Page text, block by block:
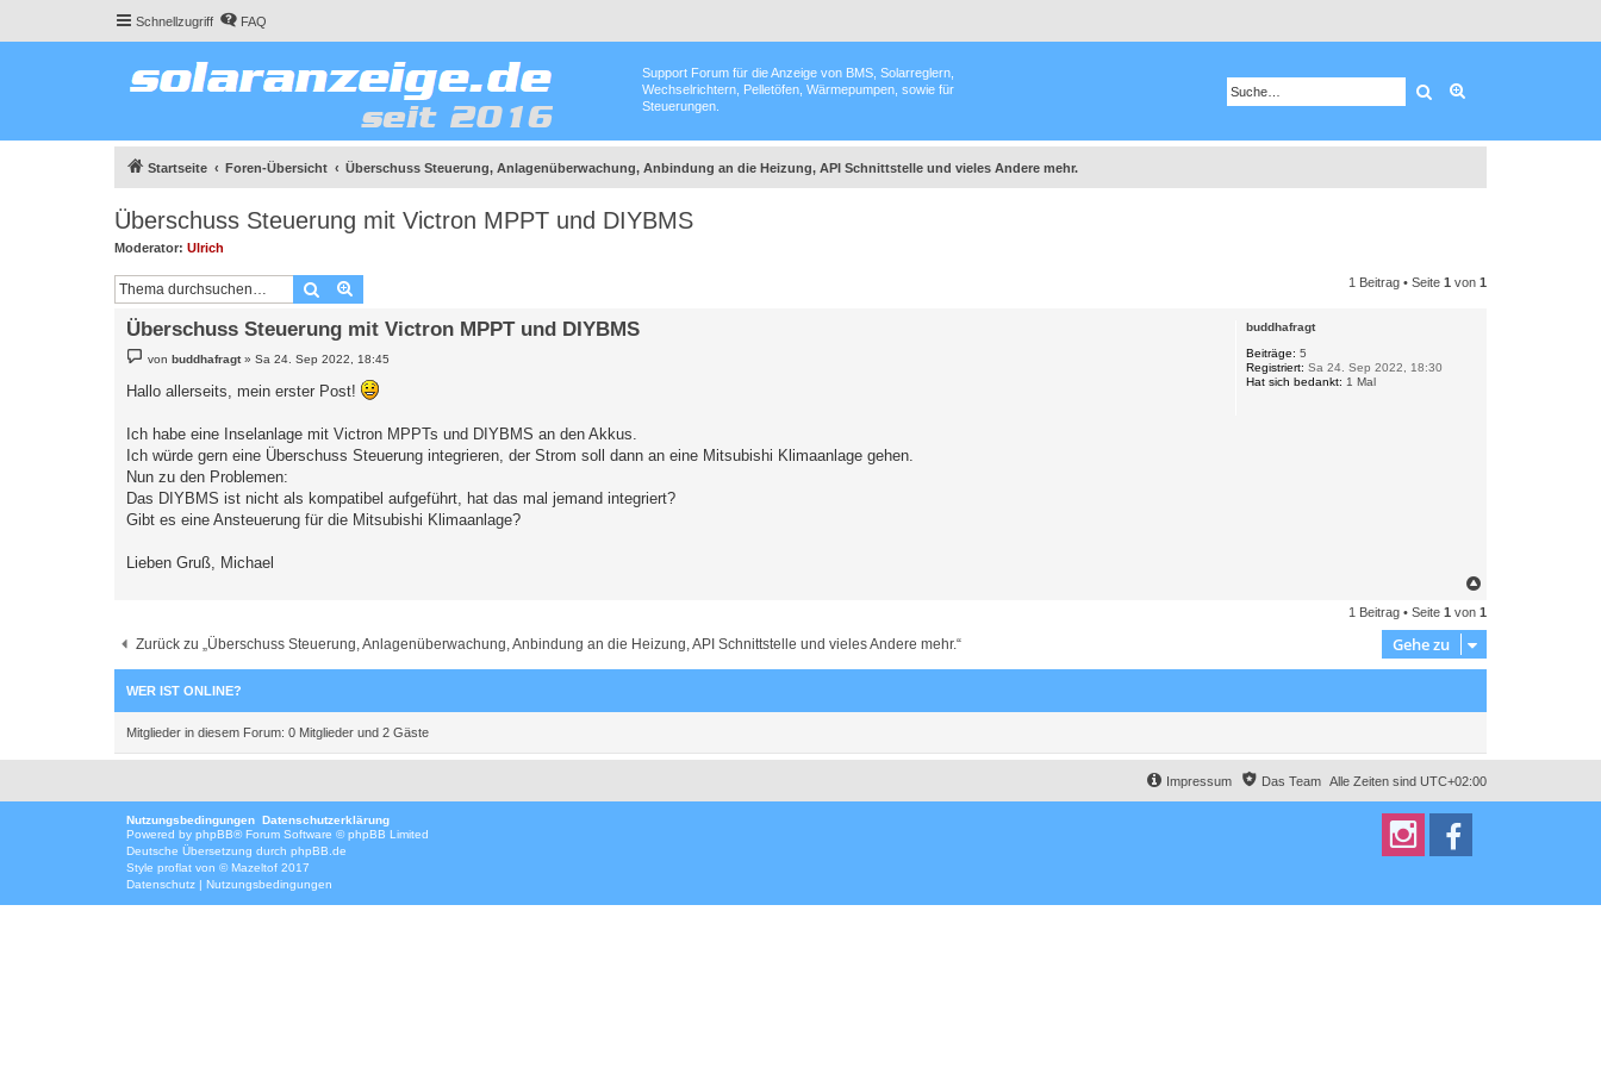
Schnellzugriff FAQ
Support Forum für die Anzeige von BMS, Solarreglern,
Wechselrichtern, Pelletöfen, Wärmepumpen, sowie für
Steuerungen.
Suche
Startseite Foren-Übersicht Überschuss Steuerung, Anlagenüberwachung, Anbindung an die Heizung, API Schnittstelle und vieles Andere mehr.
Überschuss Steuerung mit Victron MPPT und DIYBMS
Moderator: Ulrich
Suche 1 Beitrag • Seite 1 von 1
buddhafragt
Beiträge: 5
Registriert: Sa 24. Sep 2022, 18:30
Hat sich bedankt: 1 Mal
Überschuss Steuerung mit Victron MPPT und DIYBMS
e
t
g
vonbuddhafragt»Sa 24. Sep 2022, 18:45
Hallo allerseits, mein erster Post!
Ich habe eine Inselanlage mit Victron MPPTs und DIYBMS an den Akkus.
Ich würde gern eine Überschuss Steuerung integrieren, der Strom soll dann an eine Mitsubishi Klimaanlage gehen.
Nun zu den Problemen:
Das DIYBMS ist nicht als kompatibel aufgeführt, hat das mal jemand integriert?
Gibt es eine Ansteuerung für die Mitsubishi Klimaanlage?
Lieben Gruß, Michael
c
h
b
1 Beitrag • Seite 1 von 1
Zurück zu „Überschuss Steuerung, Anlagenüberwachung, Anbindung an die Heizung, API Schnittstelle und vieles Andere mehr.“ Gehe zu
WER IST ONLINE?
Mitglieder in diesem Forum: 0 Mitglieder und 2 Gäste
Alle Zeiten sind UTC+02:00
Das Team
Impressum
Nutzungsbedingungen Datenschutzerklärung
Powered by phpBB® Forum Software © phpBB Limited
Deutsche Übersetzung durch phpBB.de
Style proflat von ©Mazeltof 2017
Datenschutz | Nutzungsbedingungen